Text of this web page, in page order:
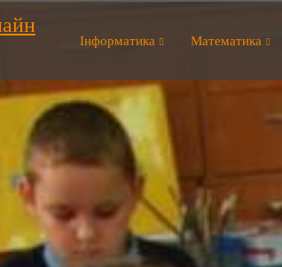
Інформатика Математика